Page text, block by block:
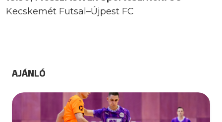
Kecskemét Futsal–Újpest FC
AJÁNLÓ